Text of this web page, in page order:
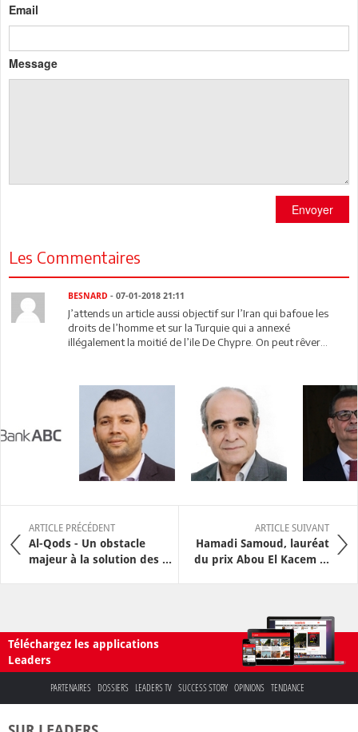
Email
Message
Envoyer
Les Commentaires
BESNARD - 07-01-2018 21:11
J’attends un article aussi objectif sur l’Iran qui bafoue les
droits de l’homme et sur la Turquie qui a annexé
illégalement la moitié de l’ile De Chypre. On peut rêver...
ARTICLE PRÉCÉDENT
Al-Qods - Un obstacle
majeur à la solution des ...
ARTICLE SUIVANT
Hamadi Samoud, lauréat
du prix Abou El Kacem ...
Téléchargez les applications
Leaders
PARTENAIRES DOSSIERS LEADERS TV SUCCESS STORY OPINIONS TENDANCE